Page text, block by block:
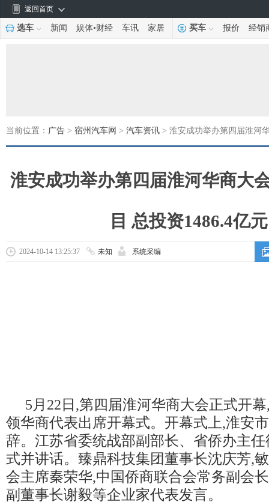
返回首页
选车 新闻 娱体•财经 车讯 家居 买车 报价 经销
当前位置： 广告 > 宿州汽车网 > 汽车资讯 > 淮安成功举办第四届淮河
淮安成功举办第四届淮河华商大
目 总投资1486.4亿元
2024-10-14 13:25:37 未知 系统采编
5月22日,第四届淮河华商大会正式开
领华商代表出席开幕式。开幕式上,淮安
辞。江苏省委统战部副部长、省侨办主
式并讲话。臻鼎科技集团董事长沈庆芳,
会主席秦荣华,中国侨商联合会常务副会
副董事长谢毅等企业家代表发言。